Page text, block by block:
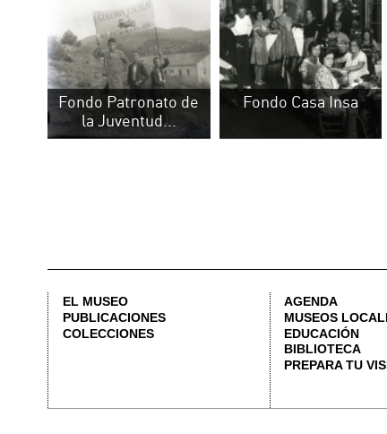
PUBLICACIONES
COLECCIONES
AGENDA
MUSEOS LOCALES
EDUCACIÓN
BIBLIOTECA
PREPARA TU VISITA